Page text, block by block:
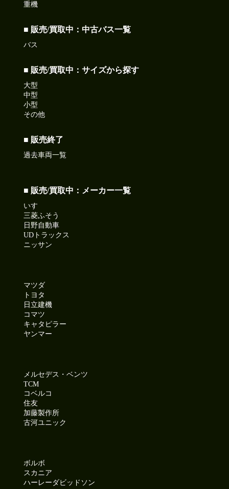
重機
■ 販売/買取中：中古バス一覧
バス
■ 販売/買取中：サイズから探す
大型
中型
小型
その他
■ 販売終了
過去車両一覧
■ 販売/買取中：メーカー一覧
いすゞ
三菱ふそう
日野自動車
UDトラックス
ニッサン
マツダ
トヨタ
日立建機
コマツ
キャタピラー
ヤンマー
メルセデス・ベンツ
TCM
コベルコ
住友
加藤製作所
古河ユニック
ボルボ
スカニア
ハーレーダビッドソン